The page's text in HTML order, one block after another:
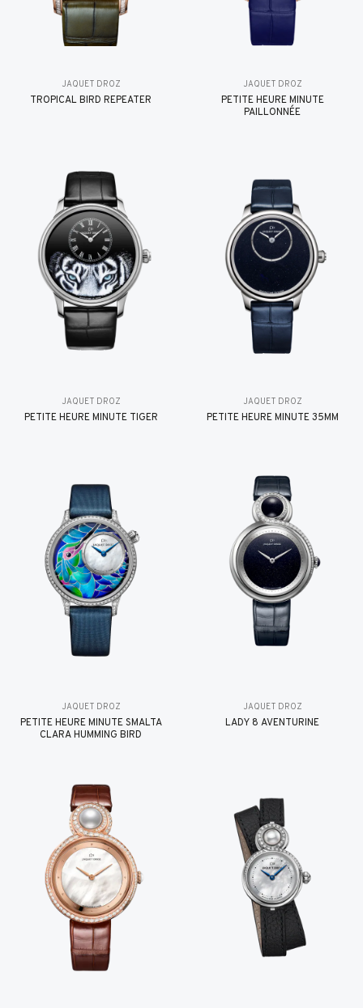
JAQUET DROZ
TROPICAL BIRD REPEATER
JAQUET DROZ
PETITE HEURE MINUTE
PAILLONNÉE
JAQUET DROZ
PETITE HEURE MINUTE TIGER
JAQUET DROZ
PETITE HEURE MINUTE 35MM
JAQUET DROZ
PETITE HEURE MINUTE SMALTA
CLARA HUMMING BIRD
JAQUET DROZ
LADY 8 AVENTURINE